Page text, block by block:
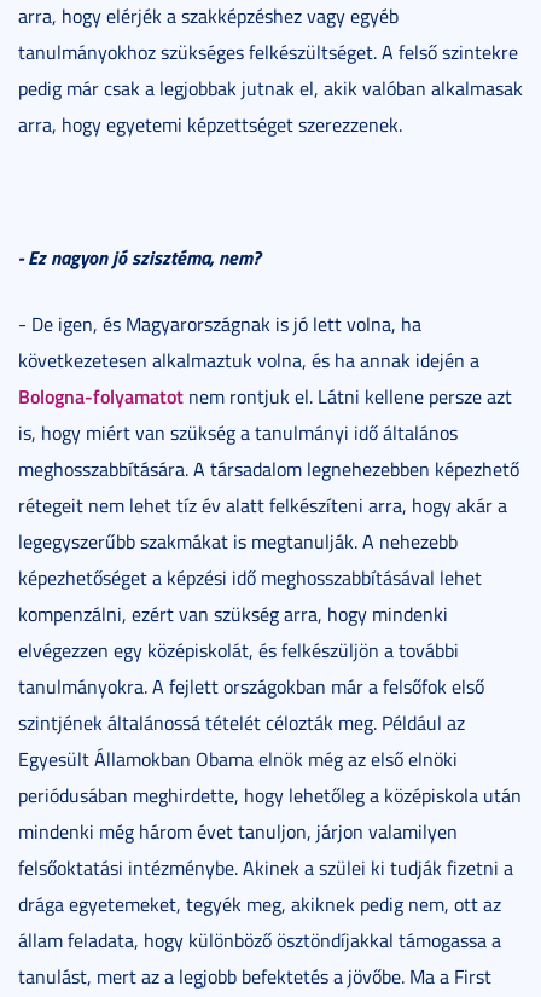
arra, hogy elérjék a szakképzéshez vagy egyéb
tanulmányokhoz szükséges felkészültséget. A felső szintekre
pedig már csak a legjobbak jutnak el, akik valóban alkalmasak
arra, hogy egyetemi képzettséget szerezzenek.
- Ez nagyon jó szisztéma, nem?
- De igen, és Magyarországnak is jó lett volna, ha
következetesen alkalmaztuk volna, és ha annak idején a
Bologna-folyamatot nem rontjuk el. Látni kellene persze azt
is, hogy miért van szükség a tanulmányi idő általános
meghosszabbítására. A társadalom legnehezebben képezhető
rétegeit nem lehet tíz év alatt felkészíteni arra, hogy akár a
legegyszerűbb szakmákat is megtanulják. A nehezebb
képezhetőséget a képzési idő meghosszabbításával lehet
kompenzálni, ezért van szükség arra, hogy mindenki
elvégezzen egy középiskolát, és felkészüljön a további
tanulmányokra. A fejlett országokban már a felsőfok első
szintjének általánossá tételét célozták meg. Például az
Egyesült Államokban Obama elnök még az első elnöki
periódusában meghirdette, hogy lehetőleg a középiskola után
mindenki még három évet tanuljon, járjon valamilyen
felsőoktatási intézménybe. Akinek a szülei ki tudják fizetni a
drága egyetemeket, tegyék meg, akiknek pedig nem, ott az
állam feladata, hogy különböző ösztöndíjakkal támogassa a
tanulást, mert az a legjobb befektetés a jövőbe. Ma a First